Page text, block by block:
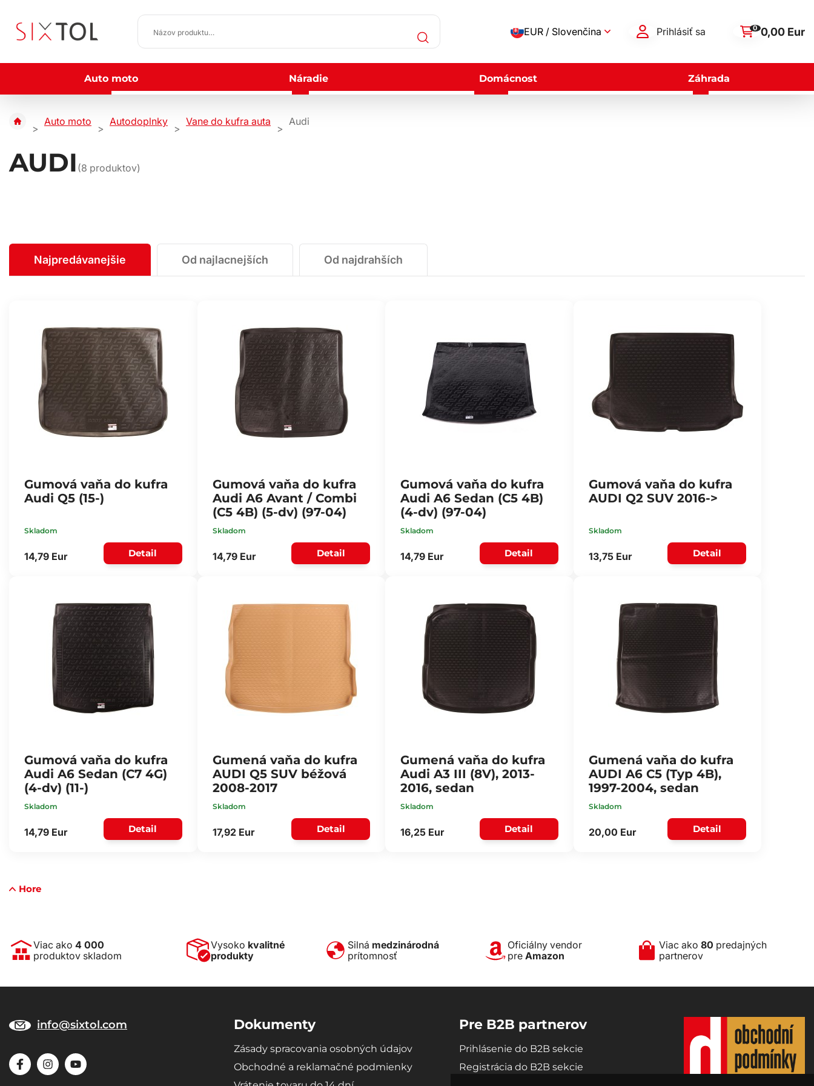
EUR / Slovenčina Prihlásiť sa 0 0,00 Eur
Auto moto Náradie Domácnost Záhrada
Auto moto Autodoplnky Vane do kufra auta Audi
AUDI (8 produktov)
Najpredávanejšie Od najlacnejších Od najdrahších
Gumová vaňa do kufra
Audi Q5 (15-)
Skladom
14,79 Eur Detail
Gumová vaňa do kufra
Audi A6 Avant / Combi
(C5 4B) (5-dv) (97-04)
Skladom
14,79 Eur Detail
Gumová vaňa do kufra
Audi A6 Sedan (C5 4B)
(4-dv) (97-04)
Skladom
14,79 Eur Detail
Gumová vaňa do kufra
AUDI Q2 SUV 2016->
Skladom
13,75 Eur Detail
Gumová vaňa do kufra
Audi A6 Sedan (C7 4G)
(4-dv) (11-)
Skladom
14,79 Eur Detail
Gumená vaňa do kufra
AUDI Q5 SUV béžová
2008-2017
Skladom
17,92 Eur Detail
Gumená vaňa do kufra
Audi A3 III (8V), 2013-
2016, sedan
Skladom
16,25 Eur Detail
Gumená vaňa do kufra
AUDI A6 C5 (Typ 4B),
1997-2004, sedan
Skladom
20,00 Eur Detail
Hore
Viac ako 4 000
produktov skladom
Vysoko kvalitné
produkty
Silná medzinárodná
prítomnosť
Oficiálny vendor
preAmazon
Viac ako 80 predajných
partnerov
info@sixtol.com Dokumenty
Zásady spracovania osobných údajov
Obchodné a reklamačné podmienky
Pre B2B partnerov
Prihlásenie do B2B sekcie
Registrácia do B2B sekcie